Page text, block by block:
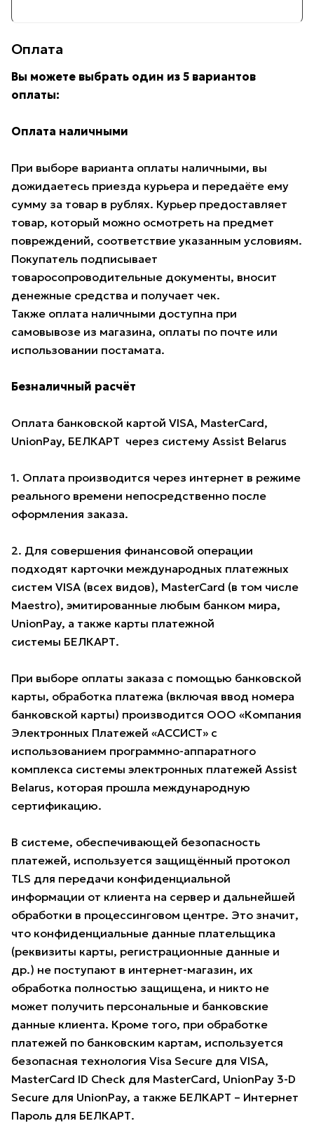
Оплата
Вы можете выбрать один из 5 вариантов
оплаты:
Оплата наличными
При выборе варианта оплаты наличными, вы
дожидаетесь приезда курьера и передаёте ему
сумму за товар в рублях. Курьер предоставляет
товар, который можно осмотреть на предмет
повреждений, соответствие указанным условиям.
Покупатель подписывает
товаросопроводительные документы, вносит
денежные средства и получает чек.
Также оплата наличными доступна при
самовывозе из магазина, оплаты по почте или
использовании постамата.
Безналичный расчёт
Оплата банковской картой VISA, MasterCard,
UnionPay, БЕЛКАРТ через систему Assist Belarus
1. Оплата производится через интернет в режиме
реального времени непосредственно после
оформления заказа.
2. Для совершения финансовой операции
подходят карточки международных платежных
систем VISA (всех видов), MasterCard (в том числе
Maestro), эмитированные любым банком мира,
UnionPay, а также карты платежной
системы БЕЛКАРТ.
При выборе оплаты заказа с помощью банковской
карты, обработка платежа (включая ввод номера
банковской карты) производится ООО «Компания
Электронных Платежей «АССИСТ» с
использованием программно-аппаратного
комплекса системы электронных платежей Assist
Belarus, которая прошла международную
сертификацию.
В системе, обеспечивающей безопасность
платежей, используется защищённый протокол
TLS для передачи конфиденциальной
информации от клиента на сервер и дальнейшей
обработки в процессинговом центре. Это значит,
что конфиденциальные данные плательщика
(реквизиты карты, регистрационные данные и
др.) не поступают в интернет-магазин, их
обработка полностью защищена, и никто не
может получить персональные и банковские
данные клиента. Кроме того, при обработке
платежей по банковским картам, используется
безопасная технология Visa Secure для VISA,
MasterCard ID Check для MasterCard, UnionPay 3-D
Secure для UnionPay, а также БЕЛКАРТ – Интернет
Пароль для БЕЛКАРТ.